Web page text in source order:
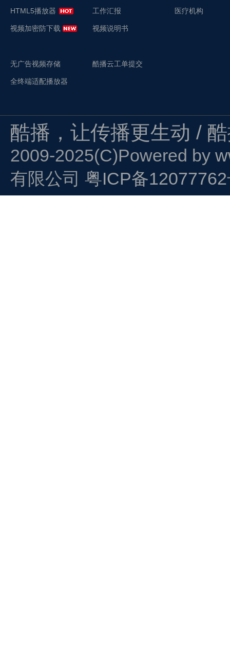
HTML5播放器
视频加密防下载
无广告视频存储
全终端适配播放器
工作汇报
视频说明书
酷播云工单提交
医疗机构
酷播，让传播更生动 /
2009-2025(C)Powered by
有限公司 粤ICP备